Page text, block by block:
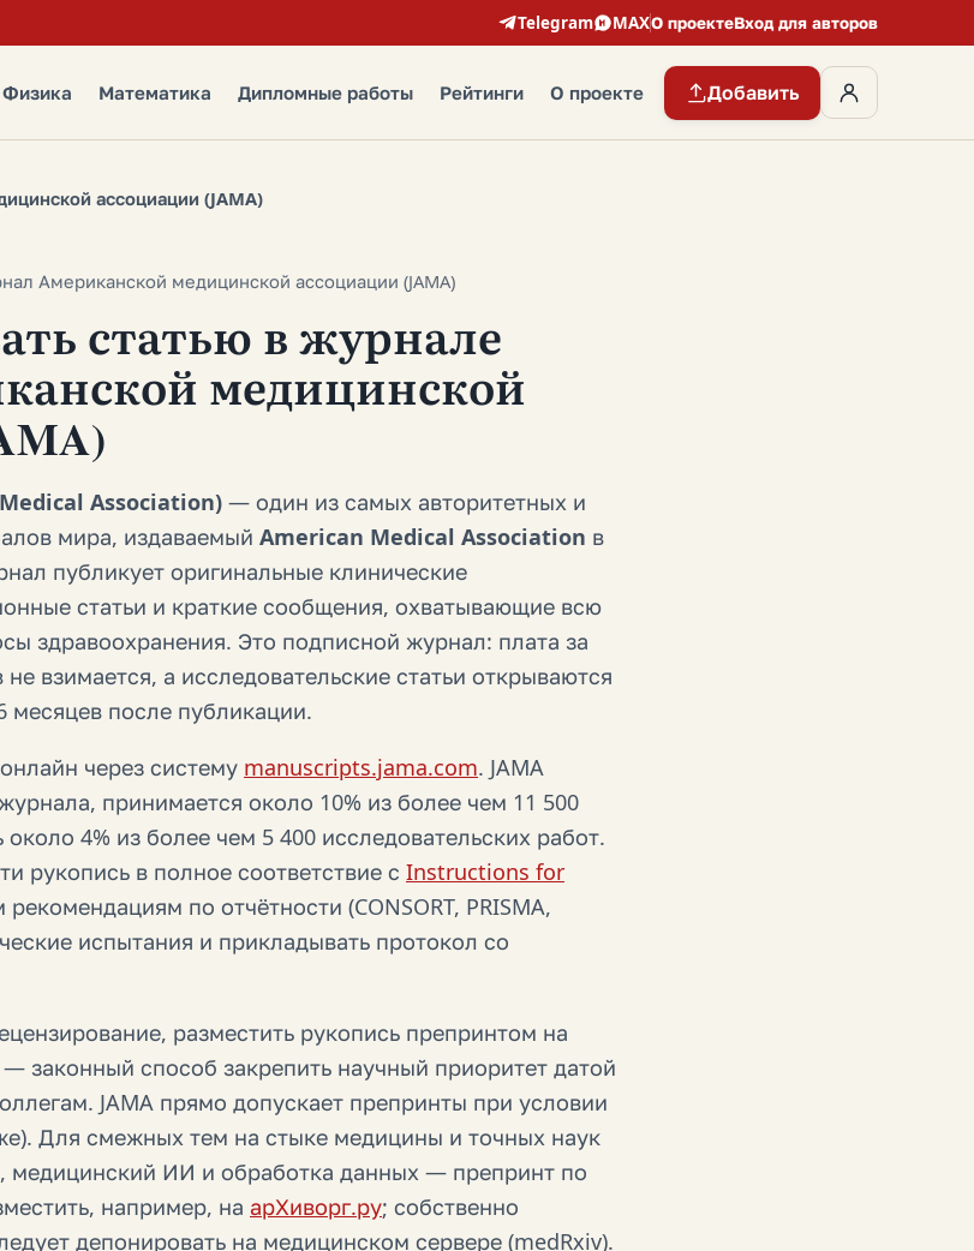
Telegram MAXО проектеВход для авторов
Физика Математика Дипломные работы Рейтинги О проекте Добавить
ассоциации (JAMA)
Американской медицинской ассоциации (JAMA)
статью в журнале
медицинской
Association) — один из самых авторитетных и
мира, издаваемый American Medical Association в
публикует оригинальные клинические
статьи и краткие сообщения, охватывающие всю
здравоохранения. Это подписной журнал: плата за
взимается, а исследовательские статьи открываются
месяцев после публикации.
через систему manuscripts.jama.com. JAMA
принимается около 10% из более чем 11 500
4% из более чем 5 400 исследовательских работ.
рукопись в полное соответствие с Instructions for
по отчётности (CONSORT, PRISMA,
испытания и прикладывать протокол со
разместить рукопись препринтом на
законный способ закрепить научный приоритет датой
JAMA прямо допускает препринты при условии
Для смежных тем на стыке медицины и точных наук
ИИ и обработка данных — препринт по
например, на арХиворг.ру; собственно
депонировать на медицинском сервере (medRxiv).